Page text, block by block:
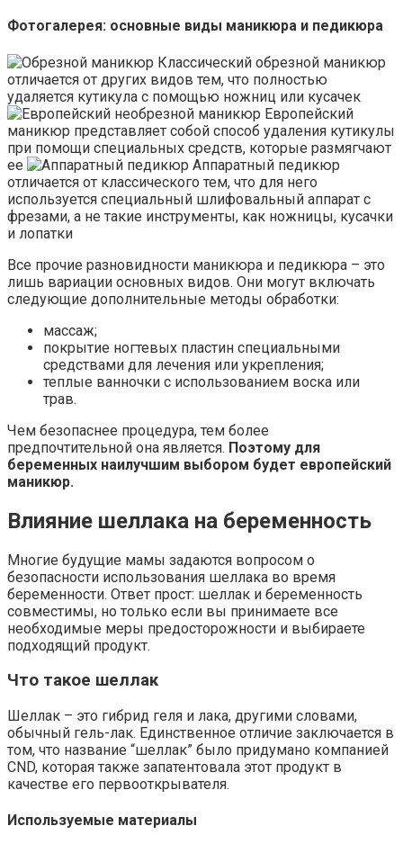
Фотогалерея: основные виды маникюра и педикюра
Классический обрезной маникюр
отличается от других видов тем, что полностью
удаляется кутикула с помощью ножниц или кусачек
Европейский
маникюр представляет собой способ удаления кутикулы
при помощи специальных средств, которые размягчают
ее
Аппаратный педикюр
отличается от классического тем, что для него
используется специальный шлифовальный аппарат с
фрезами, а не такие инструменты, как ножницы, кусачки
и лопатки
Все прочие разновидности маникюра и педикюра – это
лишь вариации основных видов. Они могут включать
следующие дополнительные методы обработки:
массаж;
покрытие ногтевых пластин специальными
средствами для лечения или укрепления;
теплые ванночки с использованием воска или
трав.
Чем безопаснее процедура, тем более
предпочтительной она является. Поэтому для
беременных наилучшим выбором будет европейский
маникюр.
Влияние шеллака на беременность
Многие будущие мамы задаются вопросом о
безопасности использования шеллака во время
беременности. Ответ прост: шеллак и беременность
совместимы, но только если вы принимаете все
необходимые меры предосторожности и выбираете
подходящий продукт.
Что такое шеллак
Шеллак – это гибрид геля и лака, другими словами,
обычный гель-лак. Единственное отличие заключается в
том, что название “шеллак” было придумано компанией
CND, которая также запатентовала этот продукт в
качестве его первооткрывателя.
Используемые материалы